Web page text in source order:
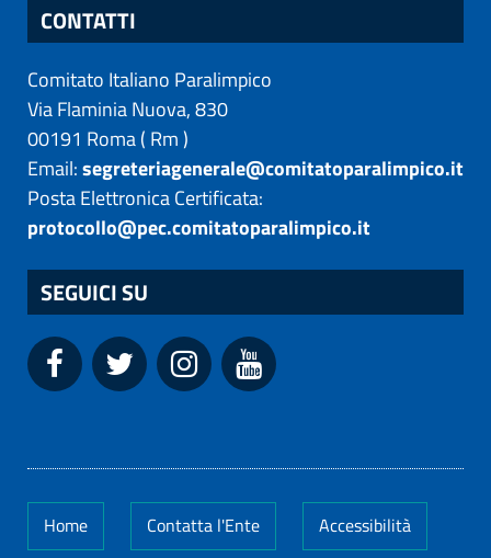
CONTATTI
Comitato Italiano Paralimpico
Via Flaminia Nuova, 830
00191 Roma( Rm)
Email:segreteriagenerale@comitatoparalimpico.it
Posta Elettronica Certificata:
protocollo@pec.comitatoparalimpico.it
SEGUICI SU
Home Contatta l'Ente Accessibilità